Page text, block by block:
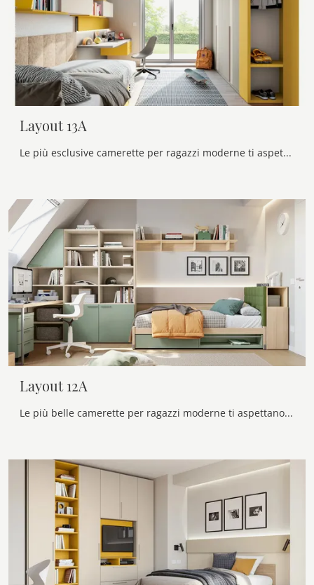
Layout 13A
Le più esclusive camerette per ragazzi moderne ti aspettano! Scopri il modello Layout 13A di Doimo Cityline.
Layout 12A
Le più belle camerette per ragazzi moderne ti aspettano! Scopri il modello Layout 12A di Doimo Cityline.